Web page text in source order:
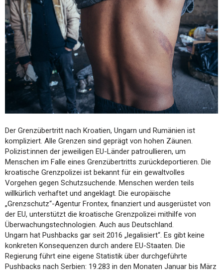
Der Grenzübertritt nach Kroatien, Ungarn und Rumänien ist
kompliziert. Alle Grenzen sind geprägt von hohen Zäunen.
Polizist:innen der jeweiligen EU-Länder patroullieren, um
Menschen im Falle eines Grenzübertritts zurückdeportieren. Die
kroatische Grenzpolizei ist bekannt für ein gewaltvolles
Vorgehen gegen Schutzsuchende. Menschen werden teils
willkürlich verhaftet und angeklagt. Die europäische
„Grenzschutz“-Agentur Frontex, finanziert und ausgerüstet von
der EU, unterstützt die kroatische Grenzpolizei mithilfe von
Überwachungstechnologien. Auch aus Deutschland.
Ungarn hat Pushbacks gar seit 2016 „legalisiert“. Es gibt keine
konkreten Konsequenzen durch andere EU-Staaten. Die
Regierung führt eine eigene Statistik über durchgeführte
Pushbacks nach Serbien: 19.283 in den Monaten Januar bis März